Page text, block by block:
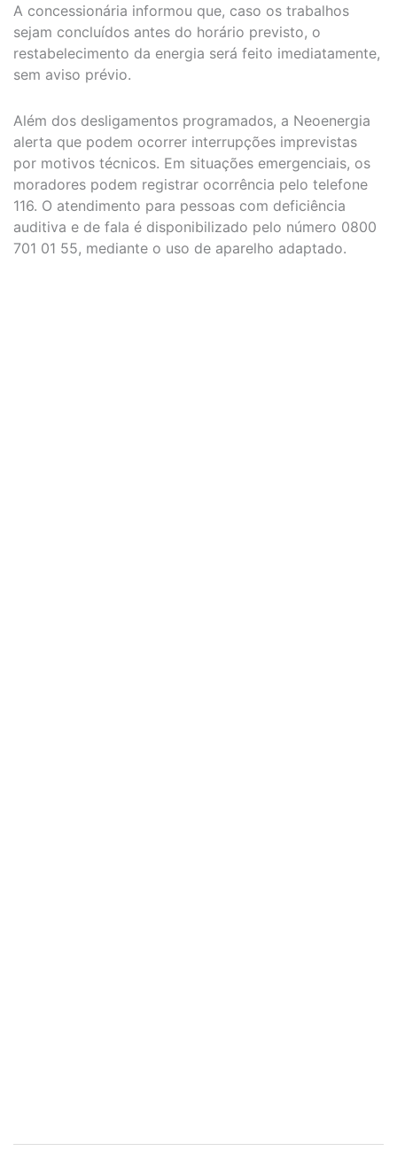
A concessionária informou que, caso os trabalhos
sejam concluídos antes do horário previsto, o
restabelecimento da energia será feito imediatamente,
sem aviso prévio.
Além dos desligamentos programados, a Neoenergia
alerta que podem ocorrer interrupções imprevistas
por motivos técnicos. Em situações emergenciais, os
moradores podem registrar ocorrência pelo telefone
116. O atendimento para pessoas com deficiência
auditiva e de fala é disponibilizado pelo número 0800
701 01 55, mediante o uso de aparelho adaptado.